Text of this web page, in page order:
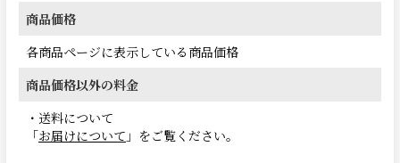
商品価格
各商品ページに表示している商品価格
商品価格以外の料金
・送料について
「お届けについて 」をご覧ください。